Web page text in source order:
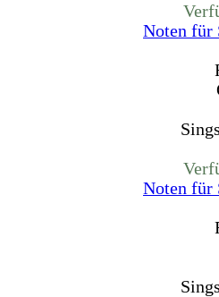
Noten für
Noten für